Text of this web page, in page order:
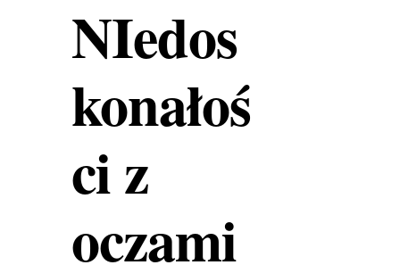
NIedos
konałoś
ci z
oczami